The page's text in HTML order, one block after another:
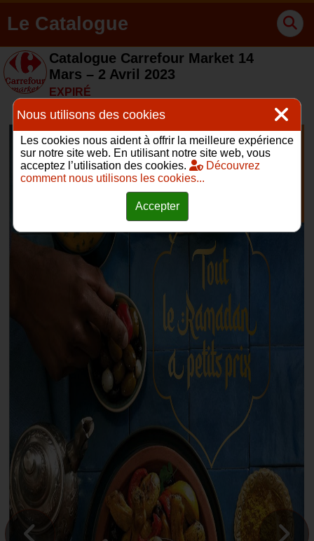
Le Catalogue
Catalogue Carrefour Market 14
Mars – 2 Avril 2023
EXPIRÉ
Nous utilisons des cookies
Les cookies nous aident à offrir la meilleure expérience
sur notre site web. En utilisant notre site web, vous
acceptez l’utilisation des cookies.
Découvrez
comment nous utilisons les cookies...
Accepter